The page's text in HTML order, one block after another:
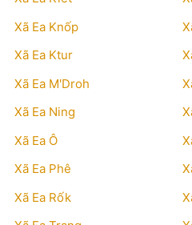
Xã Ea Knốp
Xã Ea Ktur
Xã Ea M'Droh
Xã Ea Ning
Xã Ea Ô
Xã Ea Phê
Xã Ea Rốk